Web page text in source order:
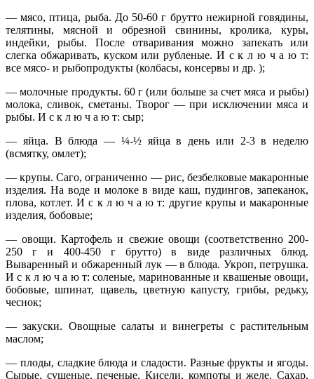
— мясо, птица, рыба. До 50-60 г брутто нежирной говядины,
телятины, мясной и обрезной свинины, кролика, куры,
индейки, рыбы. После отваривания можно запекать или
слегка обжаривать, куском или рубленые. И с к л ю ч а ю т:
все мясо- и рыбопродукты (колбасы, консервы и др. );
— молочные продукты. 60 г (или больше за счет мяса и рыбы)
молока, сливок, сметаны. Творог — при исключении мяса и
рыбы. И с к л ю ч а ю т: сыр;
— яйца. В блюда — ¼-½ яйца в день или 2-3 в неделю
(всмятку, омлет);
— крупы. Саго, ограниченно — рис, безбелковые макаронные
изделия. На воде и молоке в виде каш, пудингов, запеканок,
плова, котлет. И с к л ю ч а ю т: другие крупы и макаронные
изделия, бобовые;
— овощи. Картофель и свежие овощи (соответственно 200-
250 г и 400-450 г брутто) в виде различных блюд.
Вываренный и обжаренный лук — в блюда. Укроп, петрушка.
И с к л ю ч а ю т: соленые, маринованные и квашеные овощи,
бобовые, шпинат, щавель, цветную капусту, грибы, редьку,
чеснок;
— закуски. Овощные салаты и винегреты с растительным
маслом;
— плоды, сладкие блюда и сладости. Разные фрукты и ягоды.
Сырые, сушеные, печеные. Кисели, компоты и желе. Сахар,